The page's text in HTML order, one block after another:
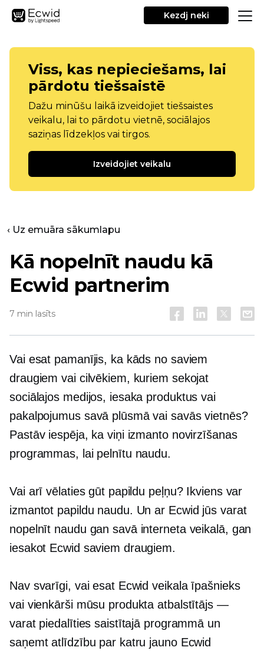
Kezdj neki
Viss, kas nepieciešams, lai
pārdotu tiešsaistē
Dažu minūšu laikā izveidojiet tiešsaistes
veikalu, lai to pārdotu vietnē, sociālajos
saziņas līdzekļos vai tirgos.
Izveidojiet veikalu
‹ Uz emuāra sākumlapu
Kā nopelnīt naudu kā
Ecwid partnerim
7 min lasīts
Vai esat pamanījis, ka kāds no saviem
draugiem vai cilvēkiem, kuriem sekojat
sociālajos medijos, iesaka produktus vai
pakalpojumus savā plūsmā vai savās vietnēs?
Pastāv iespēja, ka viņi izmanto novirzīšanas
programmas, lai pelnītu naudu.
Vai arī vēlaties gūt papildu peļņu? Ikviens var
izmantot papildu naudu. Un ar Ecwid jūs varat
nopelnīt naudu gan savā interneta veikalā, gan
iesakot Ecwid saviem draugiem.
Nav svarīgi, vai esat Ecwid veikala īpašnieks
vai vienkārši mūsu produkta atbalstītājs —
varat piedalīties saistītajā programmā un
saņemt atlīdzību par katru jauno Ecwid